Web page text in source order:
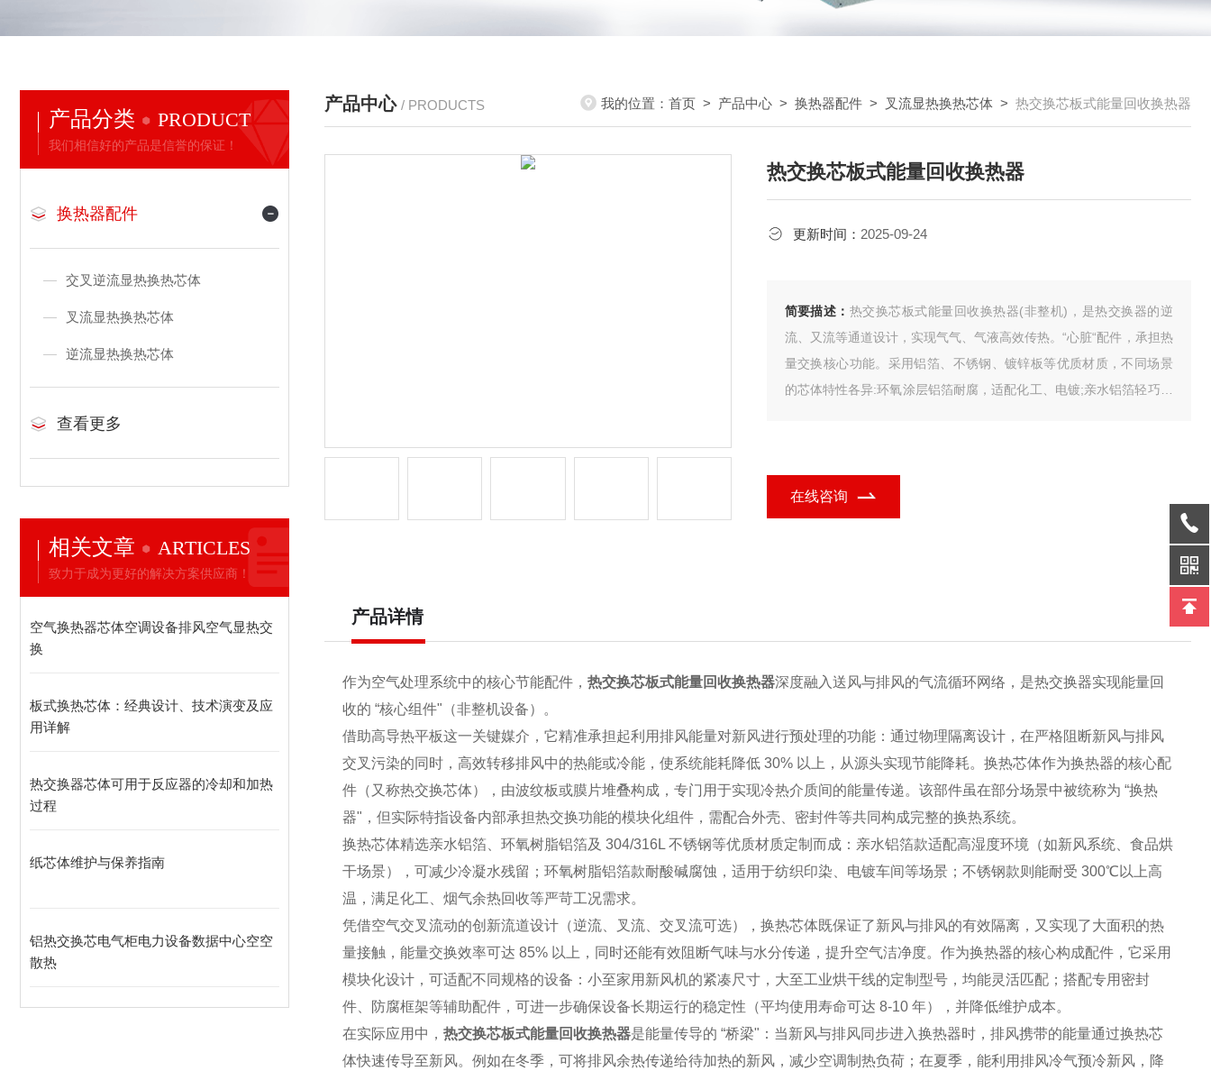
产品分类 PRODUCT
我们相信好的产品是信誉的保证！
换热器配件
交叉逆流显热换热芯体
叉流显热换热芯体
逆流显热换热芯体
查看更多
相关文章 ARTICLES
致力于成为更好的解决方案供应商！
空气换热器芯体空调设备排风空气显热交
换
板式换热芯体：经典设计、技术演变及应
用详解
热交换器芯体可用于反应器的冷却和加热
过程
纸芯体维护与保养指南
铝热交换芯电气柜电力设备数据中心空空
散热
产品中心 / PRODUCTS 我的位置： 首页 > 产品中心 > 换热器配件 > 叉流显热换热芯体 > 热交换芯板式能量回收换热器
热交换芯板式能量回收换热器
更新时间： 2025-09-24
简要描述： 热交换芯板式能量回收换热器(非整机)，是热交换器的逆
流、又流等通道设计，实现气气、气液高效传热。“心脏“配件，承担热
量交换核心功能。采用铝箔、不锈钢、镀锌板等优质材质，不同场景
的芯体特性各异:环氧涂层铝箔耐腐，适配化工、电镀;亲水铝箔轻巧紧
在线咨询
产品详情
作为空气处理系统中的核心节能配件， 热交换芯板式能量回收换热器深度融入送风与排风的气流循环网络，是热交换器实现能量回
收的 “核心组件"（非整机设备）。
借助高导热平板这一关键媒介，它精准承担起利用排风能量对新风进行预处理的功能：通过物理隔离设计，在严格阻断新风与排风
交叉污染的同时，高效转移排风中的热能或冷能，使系统能耗降低 30% 以上，从源头实现节能降耗。换热芯体作为换热器的核心配
件（又称热交换芯体），由波纹板或膜片堆叠构成，专门用于实现冷热介质间的能量传递。该部件虽在部分场景中被统称为 “换热
器"，但实际特指设备内部承担热交换功能的模块化组件，需配合外壳、密封件等共同构成完整的换热系统。
换热芯体精选亲水铝箔、环氧树脂铝箔及 304/316L 不锈钢等优质材质定制而成：亲水铝箔款适配高湿度环境（如新风系统、食品烘
干场景），可减少冷凝水残留；环氧树脂铝箔款耐酸碱腐蚀，适用于纺织印染、电镀车间等场景；不锈钢款则能耐受 300℃以上高
温，满足化工、烟气余热回收等严苛工况需求。
凭借空气交叉流动的创新流道设计（逆流、叉流、交叉流可选），换热芯体既保证了新风与排风的有效隔离，又实现了大面积的热
量接触，能量交换效率可达 85% 以上，同时还能有效阻断气味与水分传递，提升空气洁净度。作为换热器的核心构成配件，它采用
模块化设计，可适配不同规格的设备：小至家用新风机的紧凑尺寸，大至工业烘干线的定制型号，均能灵活匹配；搭配专用密封
件、防腐框架等辅助配件，可进一步确保设备长期运行的稳定性（平均使用寿命可达 8-10 年），并降低维护成本。
在实际应用中， 热交换芯板式能量回收换热器是能量传导的 “桥梁"：当新风与排风同步进入换热器时，排风携带的能量通过换热芯
体快速传导至新风。例如在冬季，可将排风余热传递给待加热的新风，减少空调制热负荷；在夏季，能利用排风冷气预冷新风，降